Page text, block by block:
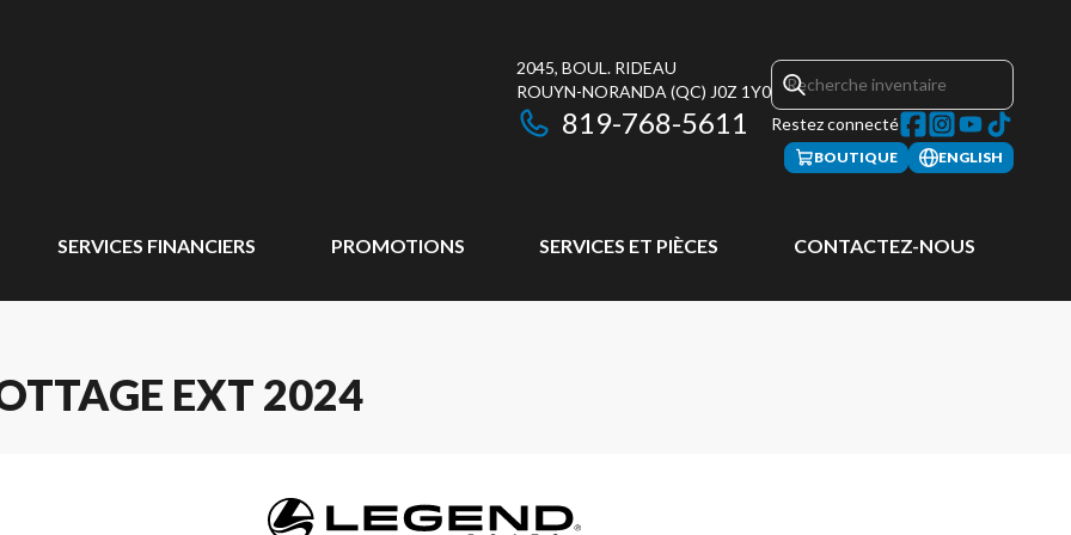
2045, BOUL. RIDEAU
ROUYN-NORANDA (QC) J0Z 1Y0
819-768-5611 Restez connecté
BOUTIQUE ENGLISH
SERVICES FINANCIERS PROMOTIONS SERVICES ET PIÈCES CONTACTEZ-NOUS
EXT 2024